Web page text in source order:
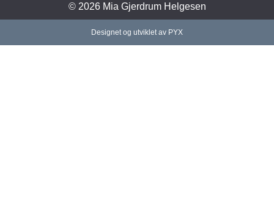
© 2026 Mia Gjerdrum Helgesen
Designet og utviklet av PYX